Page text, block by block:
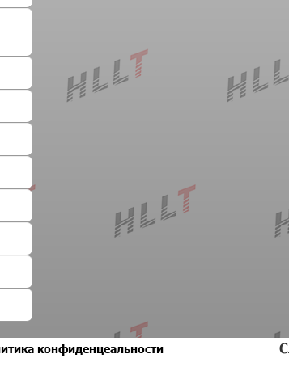
конфиденцеальности